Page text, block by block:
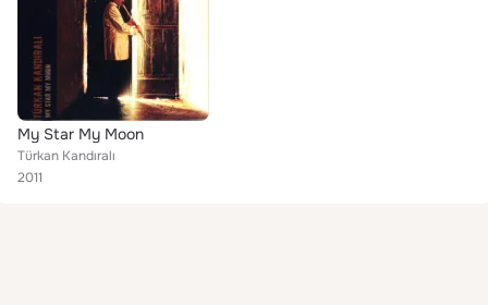
My Star My Moon
Türkan Kandıralı
2011